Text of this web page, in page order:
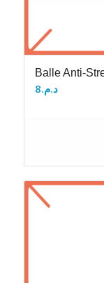
Balle Anti-
د.م.8